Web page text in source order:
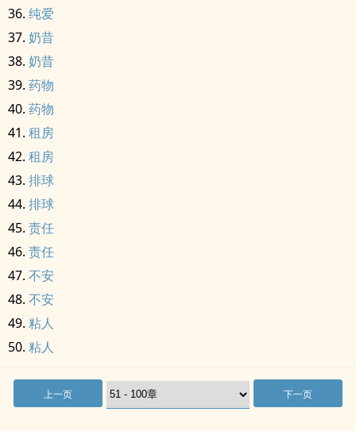
纯爱
奶昔
奶昔
药物
药物
租房
租房
排球
排球
责任
责任
不安
不安
粘人
粘人
上一页 下一页